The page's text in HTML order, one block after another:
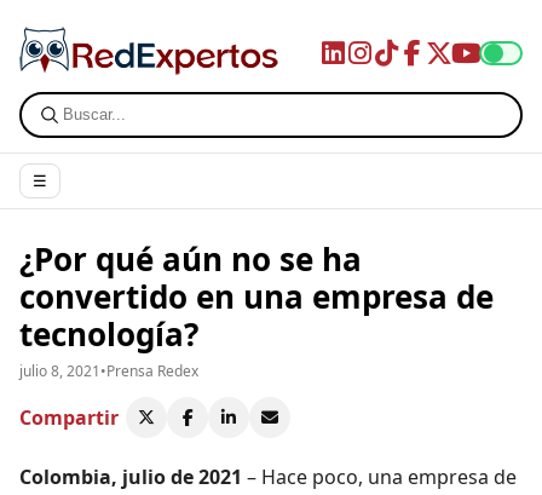
☰
¿Por qué aún no se ha
convertido en una empresa de
tecnología?
julio 8, 2021•Prensa Redex
Compartir
Colombia, julio de 2021 – Hace poco, una empresa de